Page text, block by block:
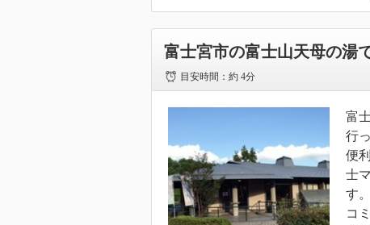
富士宮市の富士山天母の湯
目安時間：約 4分
富
行
便
士
す
コ